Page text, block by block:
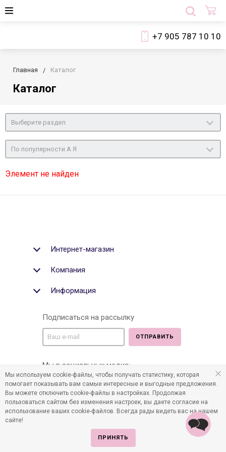
+7 905 787 10 10
Главная Каталог
Каталог
Выберите раздел
По популярности А Я
Элемент не найден
Интернет-магазин
Компания
Информация
Подписаться на рассылку
ОТПРАВИТЬ
Мы в социальных медиа:
©2011-2026 Все права защищены. Интернет-магазин
Мы используем cookie-файлы, чтобы получать статистику, которая
помогает показывать вам самые интересные и выгодные предложения.
Вы можете отключить cookie-файлы в настройках. Продолжая
пользоваться сайтом без изменения настроек, вы даете согласие на
использование ваших cookie-файлов. Всегда рады видеть вас на нашем
сайте!
ПРИНЯТЬ